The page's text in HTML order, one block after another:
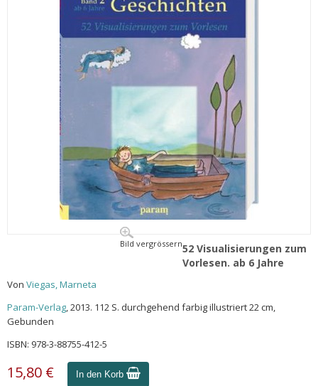
Bild vergrössern52 Visualisierungen zum
Vorlesen. ab 6 Jahre
Von Viegas, Marneta
Param-Verlag, 2013. 112 S. durchgehend farbig illustriert 22 cm,
Gebunden
ISBN: 978-3-88755-412-5
15,80 € In den Korb